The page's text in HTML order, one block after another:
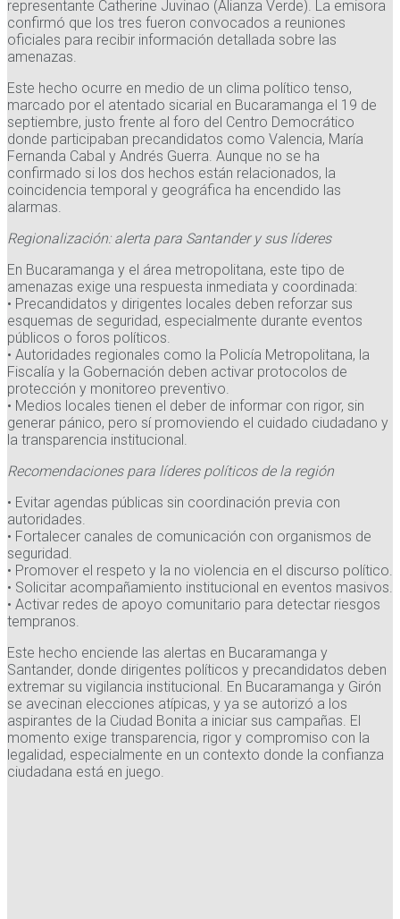
representante Catherine Juvinao (Alianza Verde). La emisora
confirmó que los tres fueron convocados a reuniones
oficiales para recibir información detallada sobre las
amenazas.
Este hecho ocurre en medio de un clima político tenso,
marcado por el atentado sicarial en Bucaramanga el 19 de
septiembre, justo frente al foro del Centro Democrático
donde participaban precandidatos como Valencia, María
Fernanda Cabal y Andrés Guerra. Aunque no se ha
confirmado si los dos hechos están relacionados, la
coincidencia temporal y geográfica ha encendido las
alarmas.
Regionalización: alerta para Santander y sus líderes
En Bucaramanga y el área metropolitana, este tipo de
amenazas exige una respuesta inmediata y coordinada:
• Precandidatos y dirigentes locales deben reforzar sus
esquemas de seguridad, especialmente durante eventos
públicos o foros políticos.
• Autoridades regionales como la Policía Metropolitana, la
Fiscalía y la Gobernación deben activar protocolos de
protección y monitoreo preventivo.
• Medios locales tienen el deber de informar con rigor, sin
generar pánico, pero sí promoviendo el cuidado ciudadano y
la transparencia institucional.
Recomendaciones para líderes políticos de la región
• Evitar agendas públicas sin coordinación previa con
autoridades.
• Fortalecer canales de comunicación con organismos de
seguridad.
• Promover el respeto y la no violencia en el discurso político.
• Solicitar acompañamiento institucional en eventos masivos.
• Activar redes de apoyo comunitario para detectar riesgos
tempranos.
Este hecho enciende las alertas en Bucaramanga y
Santander, donde dirigentes políticos y precandidatos deben
extremar su vigilancia institucional. En Bucaramanga y Girón
se avecinan elecciones atípicas, y ya se autorizó a los
aspirantes de la Ciudad Bonita a iniciar sus campañas. El
momento exige transparencia, rigor y compromiso con la
legalidad, especialmente en un contexto donde la confianza
ciudadana está en juego.